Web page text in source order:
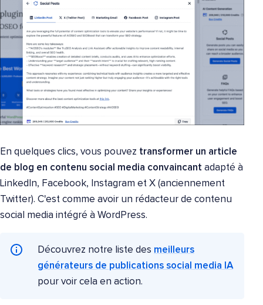
En quelques clics, vous pouvez transformer un article
de blog en contenu social media convaincant adapté à
LinkedIn, Facebook, Instagram et X (anciennement
Twitter). C'est comme avoir un rédacteur de contenu
social media intégré à WordPress.
Découvrez notre liste des meilleurs
générateurs de publications social media IA
pour voir cela en action.